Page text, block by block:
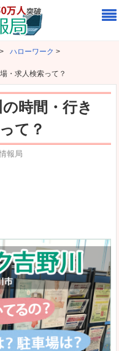
> ハローワーク >
・求人検索って？
時間・行き
て？
報局